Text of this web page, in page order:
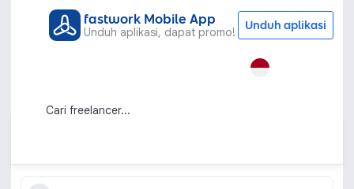
fastwork Mobile App
Unduh aplikasi, dapat promo! Unduh aplikasi
Digital Printing
Keren dan Elegan